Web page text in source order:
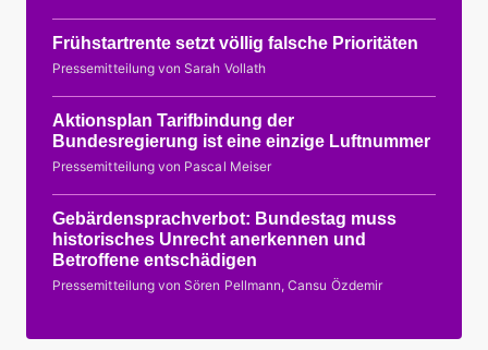
Frühstartrente setzt völlig falsche Prioritäten
Pressemitteilung von Sarah Vollath
Aktionsplan Tarifbindung der
Bundesregierung ist eine einzige Luftnummer
Pressemitteilung von Pascal Meiser
Gebärdensprachverbot: Bundestag muss
historisches Unrecht anerkennen und
Betroffene entschädigen
Pressemitteilung von Sören Pellmann, Cansu Özdemir